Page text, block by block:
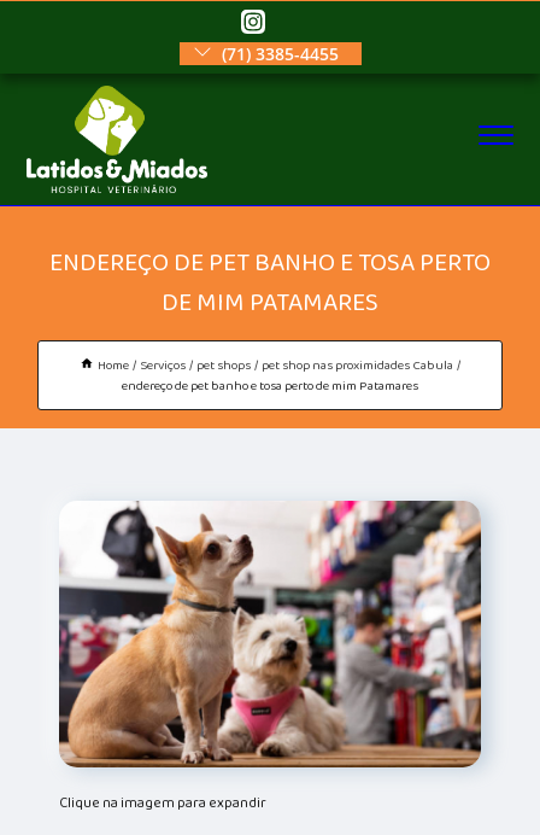
(71) 3385-4455
ENDEREÇO DE PET BANHO E TOSA PERTO
DE MIM PATAMARES
Home Serviços pet shops pet shop nas proximidades Cabula
endereço de pet banho e tosa perto de mim Patamares
Clique na imagem para expandir